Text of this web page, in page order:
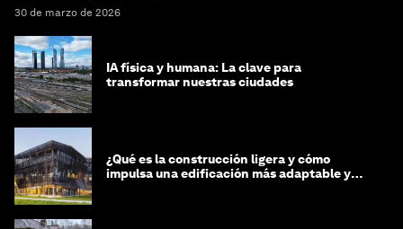
30 de marzo de 2026
IA física y humana: La clave para
transformar nuestras ciudades
¿Qué es la construcción ligera y cómo
impulsa una edificación más adaptable y